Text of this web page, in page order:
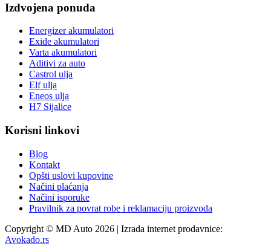
Izdvojena ponuda
Energizer akumulatori
Exide akumulatori
Varta akumulatori
Aditivi za auto
Castrol ulja
Elf ulja
Eneos ulja
H7 Sijalice
Korisni linkovi
Blog
Kontakt
Opšti uslovi kupovine
Načini plaćanja
Načini isporuke
Pravilnik za povrat robe i reklamaciju proizvoda
Copyright © MD Auto 2026 | Izrada internet prodavnice:
Avokado.rs